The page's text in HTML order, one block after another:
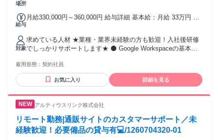
男性21％、女性79％ 平均年齢：33歳 有給取得率：100％ 前職
レル人事 求人広告代理店 人材紹介会社 など
場所
給与
月給330,000円～360,000円 給与詳細 基本給：月給 33万円 〜
れる通勤・皆勤・家族手当金額：あり 全員に一律で支払われ
るその他手当金額：なし ▼給与 ＜オペレーター＞ 月給
330,000円 ※深夜帯勤務の為、深夜割増を含めると月給は
360,000円ほどになります。 （※想定年収 4,320,000円～） ※
額支給) ■22:00以降深夜帯勤務分は法定通り時給の25%割増に
て給与計算 【お給与に関して】 ■当月末締めの、翌月末払い
となります。 ■入社日が月途中の場合は、初月は入社日～月
末までの日割り計算されたお給料でのお支払いとなります
対象
求めている人材 ★業種・業界未経験の方も歓迎！入社後研修
でしっかりサポートします★ ⚫ Google Workspaceの基本操
た対応ができる方 ⚫ コンシェルジュスタイルの高品質なカス
タマーサポートスキルがある方 ⚫ 状況に応じた的確かつ適切
な問題解決ができる方 ⚫ 顧客の心情とニーズを先回りして把
る方 ⚫ VIP・ハイプロファイル顧客対応にふさわしいビジネ
スマナーがある方 ⚫ 深夜帯勤務が問題ない方 ※日本語対応
のみなので、英語スキルは必要なし♪ ＜歓迎経験＞ ★3年以上
のコールセンター経験がある方 ★VIP、ホスピタリティ、コ
ンシェルジュ系の業務経験がある方 ★ホテル、航空業界での
雇用形態： 契約社員
お気に入り 詳細を見る
アルティウスリンク株式会社
リモート勤務|通販サイトのカスタマーサポート／未
経験歓迎！必要備品の貸与有💻/1260704320-01